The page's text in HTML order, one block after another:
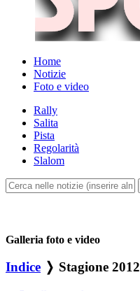
Home
Notizie
Foto e video
Rally
Salita
Pista
Regolarità
Slalom
Galleria foto e video
Indice ❭ Stagione 2012